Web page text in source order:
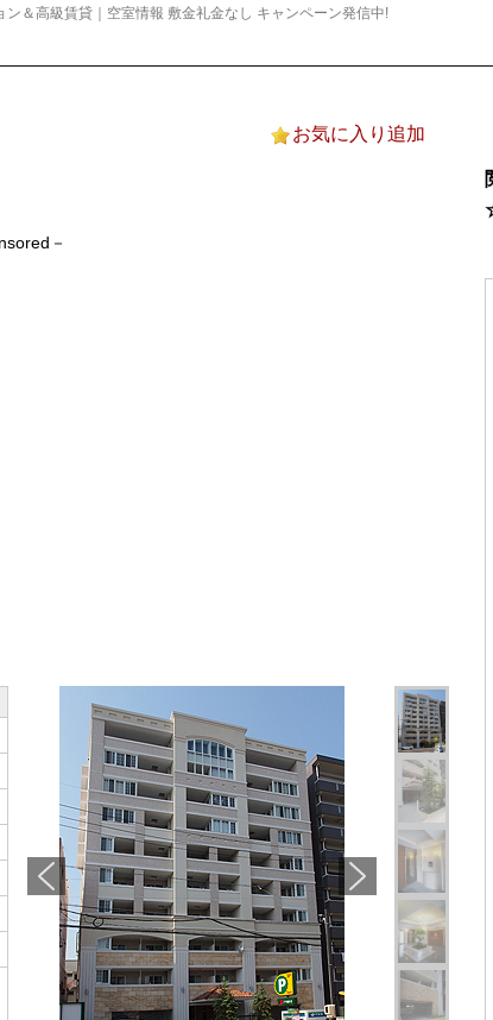
＆高級賃貸｜空室情報 敷金礼金なし キャンペーン発信中!
お気に入り追加
－